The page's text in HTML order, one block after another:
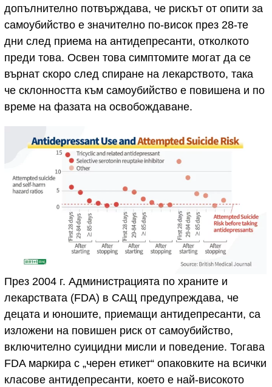
допълнително потвърждава, че рискът от опити за
самоубийство е значително по-висок през 28-те
дни след приема на антидепресанти, отколкото
преди това. Освен това симптомите могат да се
върнат скоро след спиране на лекарството, така
че склонността към самоубийство е повишена и по
време на фазата на освобождаване.
През 2004 г. Администрацията по храните и
лекарствата (FDA) в САЩ предупреждава, че
децата и юношите, приемащи антидепресанти, са
изложени на повишен риск от самоубийство,
включително суицидни мисли и поведение. Тогава
FDA маркира с „черен етикет“ опаковките на всички
класове антидепресанти, което е най-високото